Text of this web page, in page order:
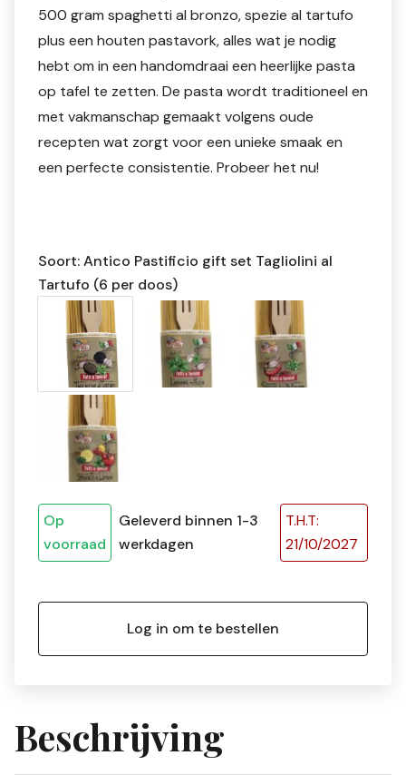
500 gram spaghetti al bronzo, spezie al tartufo
plus een houten pastavork, alles wat je nodig
hebt om in een handomdraai een heerlijke pasta
op tafel te zetten. De pasta wordt traditioneel en
met vakmanschap gemaakt volgens oude
recepten wat zorgt voor een unieke smaak en
een perfecte consistentie. Probeer het nu!
Soort: Antico Pastificio gift set Tagliolini al
Tartufo (6 per doos)
Op
voorraad
Geleverd binnen 1-3
werkdagen
T.H.T:
21/10/2027
Log in om te bestellen
Beschrijving